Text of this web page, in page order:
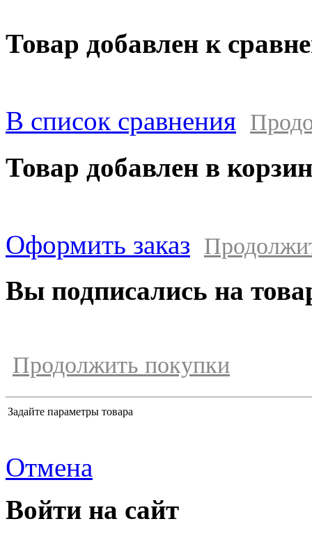
Товар добавлен к
В список сравнения
Товар добавлен в
Оформить заказ
Вы подписались на
Продолжить покупки
Задайте параметры товара
Отмена
Войти на сайт